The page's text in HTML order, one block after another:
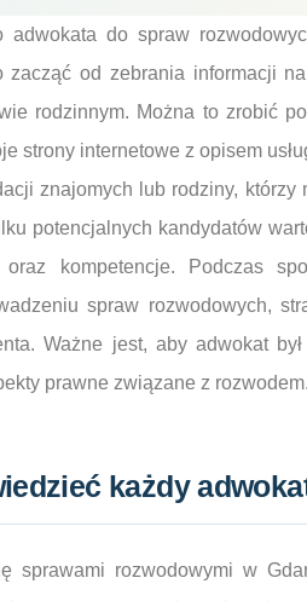
adwokata do spraw
zacząć od zebrania informacji
rodzinnym. Można to zrobić
strony internetowe z opisem
znajomych lub rodziny,
potencjalnych kandydatów
kompetencje. Podczas
spraw rozwodowych,
Ważne jest, aby adwokat
prawne związane z
każdy
sprawami rozwodowymi w